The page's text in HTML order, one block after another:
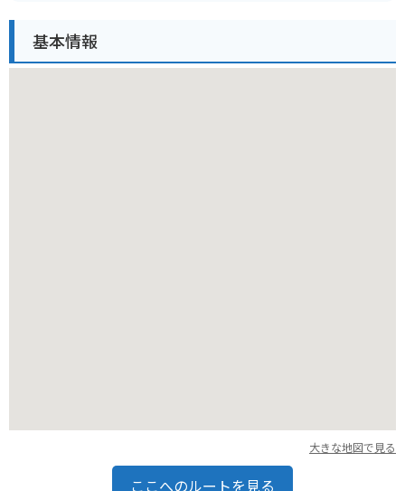
ーナーでは、地元産の食材を使用した料理を楽しむことができ
ます。
基本情報
大きな地図で見る
ここへのルートを見る